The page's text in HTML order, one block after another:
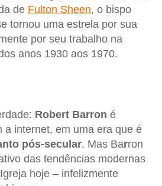
de Fulton Sheen, o bispo
tornou uma estrela por sua
por seu trabalho na
anos 1930 aos 1970.
Robert Barron é
a internet, em uma era que é
pós-secular. Mas Barron
das tendências modernas
hoje – infelizmente